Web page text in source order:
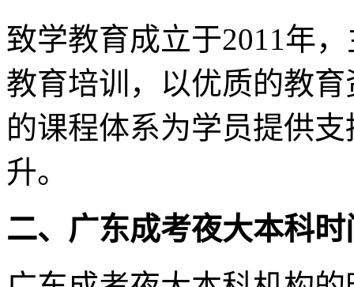
致学教育成立于2011年
教育培训，以优质的教
的课程体系为学员提供
升。
二、 广东成考夜大本科时